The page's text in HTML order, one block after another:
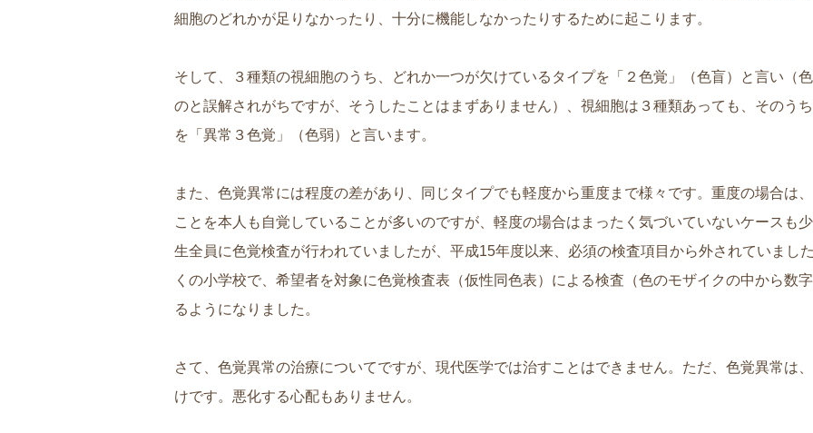
細胞のどれかが足りなかったり、十分に機能しなかったりするために起こります。
そして、３種類の視細胞のうち、どれか一つが欠けているタイプを「２色覚」（色盲）と言い（
のと誤解されがちですが、そうしたことはまずありません）、視細胞は３種類あっても、そのう
を「異常３色覚」（色弱）と言います。
また、色覚異常には程度の差があり、同じタイプでも軽度から重度まで様々です。重度の場合は
ことを本人も自覚していることが多いのですが、軽度の場合はまったく気づいていないケースも
生全員に色覚検査が行われていましたが、平成15年度以来、必須の検査項目から外されていまし
くの小学校で、希望者を対象に色覚検査表（仮性同色表）による検査（色のモザイクの中から数
るようになりました。
さて、色覚異常の治療についてですが、現代医学では治すことはできません。ただ、色覚異常は
けです。悪化する心配もありません。